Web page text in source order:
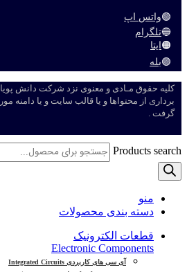
🟢واتس اپ
🔵تلگرام
🟠ایتا
🟣بله
کلیه حقوق مـادی و معنوی نزد شرکت دانش
برداری از محتواها و یا قالب سایت و یا دامنه
گرفت .
Products search
منو
دسته بندی محصولات
قطعات الکترونیک
Electronic Components
آی سی های کاربردی Integrated Circuits